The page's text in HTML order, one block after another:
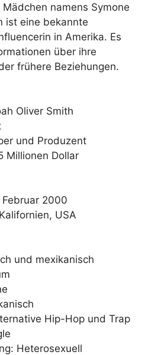
namens Symone
ist eine bekannte
in Amerika. Es
über ihre
frühere Beziehungen.
Oliver Smith
und Produzent
Millionen Dollar
2000
USA
und mexikanisch
Hip-Hop und Trap
Heterosexuell